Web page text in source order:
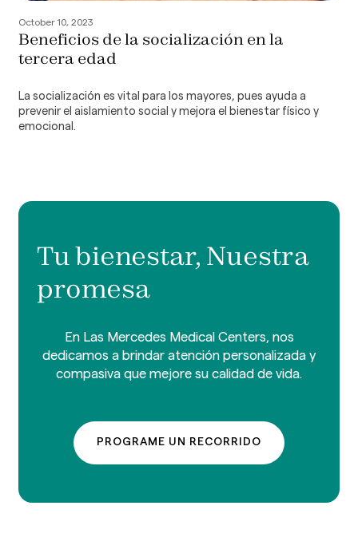
October 10, 2023
Beneficios de la socialización en la
tercera edad
La socialización es vital para los mayores, pues ayuda a
prevenir el aislamiento social y mejora el bienestar físico y
emocional.
Tu bienestar, Nuestra
promesa
En Las Mercedes Medical Centers, nos
dedicamos a brindar atención personalizada y
compasiva que mejore su calidad de vida.
PROGRAME UN RECORRIDO